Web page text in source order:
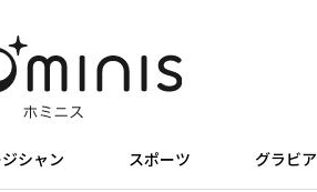
シャン スポーツ グラビア